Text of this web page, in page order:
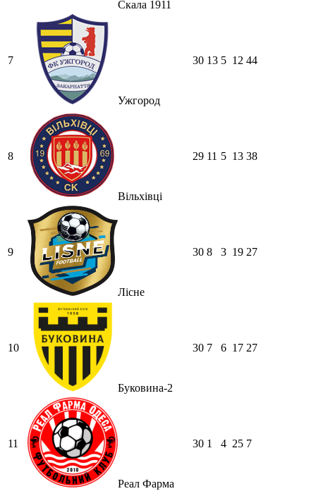
Скала 1911
7
Ужгород
30 13 5 12 44
8
Вільхівці
29 11 5 13 38
9
Лісне
30 8 3 19 27
10
Буковина-2
30 7 6 17 27
11
Реал Фарма
30 1 4 25 7